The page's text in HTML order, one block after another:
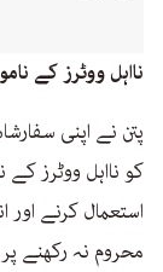
نااہل ووٹرز کے
پتن نے اپنی
کو نااہل ووٹرز
استعمال کرنے
محروم نہ رکھنے